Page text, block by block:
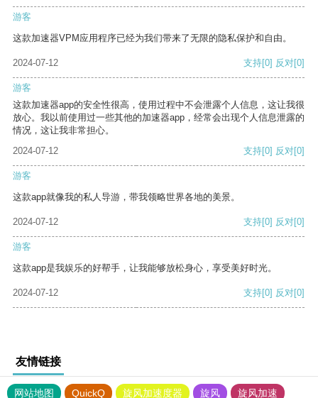
游客
这款加速器VPM应用程序已经为我们带来了无限的隐私保护和自由。
2024-07-12 支持[0] 反对[0]
游客
这款加速器app的安全性很高，使用过程中不会泄露个人信息，这让我很
放心。我以前使用过一些其他的加速器app，经常会出现个人信息泄露的
情况，这让我非常担心。
2024-07-12
支持[0] 反对[0]
游客
这款app就像我的私人导游，带我领略世界各地的美景。
2024-07-12 支持[0] 反对[0]
游客
这款app是我娱乐的好帮手，让我能够放松身心，享受美好时光。
2024-07-12 支持[0] 反对[0]
友情链接
网站地图 QuickQ 旋风加速度器 旋风
旋风加速